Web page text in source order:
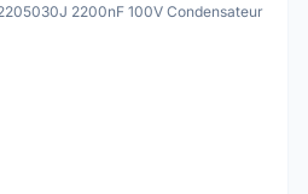
2200nF 100V Condensateur